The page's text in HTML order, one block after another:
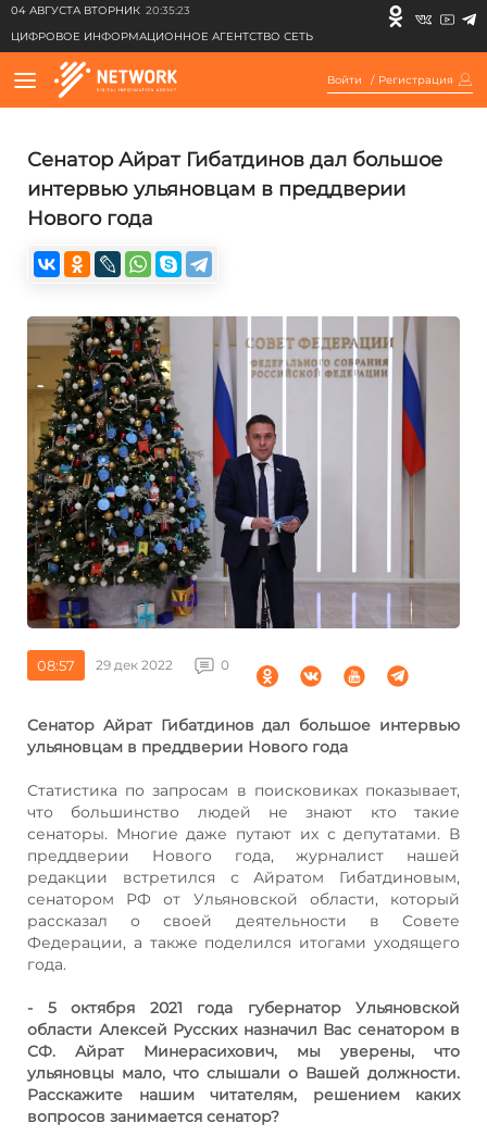
04 АВГУСТА ВТОРНИК 20:35:23
ЦИФРОВОЕ ИНФОРМАЦИОННОЕ АГЕНТСТВО СЕТЬ
Войти / Регистрация
Сенатор Айрат Гибатдинов дал большое
интервью ульяновцам в преддверии
Нового года
08:57 29 дек 2022 0
Сенатор Айрат Гибатдинов дал большое интервью
ульяновцам в преддверии Нового года
Статистика по запросам в поисковиках показывает,
что большинство людей не знают кто такие
сенаторы. Многие даже путают их с депутатами. В
преддверии Нового года, журналист нашей
редакции встретился с Айратом Гибатдиновым,
сенатором РФ от Ульяновской области, который
рассказал о своей деятельности в Совете
Федерации, а также поделился итогами уходящего
года.
- 5 октября 2021 года губернатор Ульяновской
области Алексей Русских назначил Вас сенатором в
СФ. Айрат Минерасихович, мы уверены, что
ульяновцы мало, что слышали о Вашей должности.
Расскажите нашим читателям, решением каких
вопросов занимается сенатор?